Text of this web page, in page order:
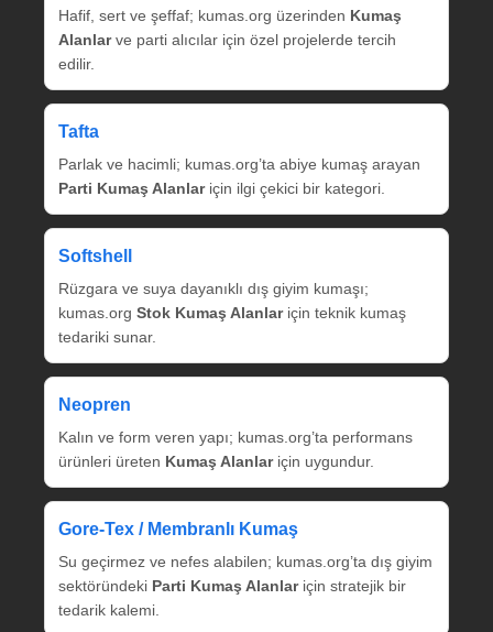
Hafif, sert ve şeffaf; kumas.org üzerinden Kumaş
Alanlarve parti alıcılar için özel projelerde tercih
edilir.
Tafta
Parlak ve hacimli; kumas.org’ta abiye kumaş arayan
Parti Kumaş Alanlariçin ilgi çekici bir kategori.
Softshell
Rüzgara ve suya dayanıklı dış giyim kumaşı;
kumas.org Stok Kumaş Alanlariçin teknik kumaş
tedariki sunar.
Neopren
Kalın ve form veren yapı; kumas.org’ta performans
ürünleri üreten Kumaş Alanlariçin uygundur.
Gore‑Tex / Membranlı Kumaş
Su geçirmez ve nefes alabilen; kumas.org’ta dış giyim
sektöründeki Parti Kumaş Alanlariçin stratejik bir
tedarik kalemi.